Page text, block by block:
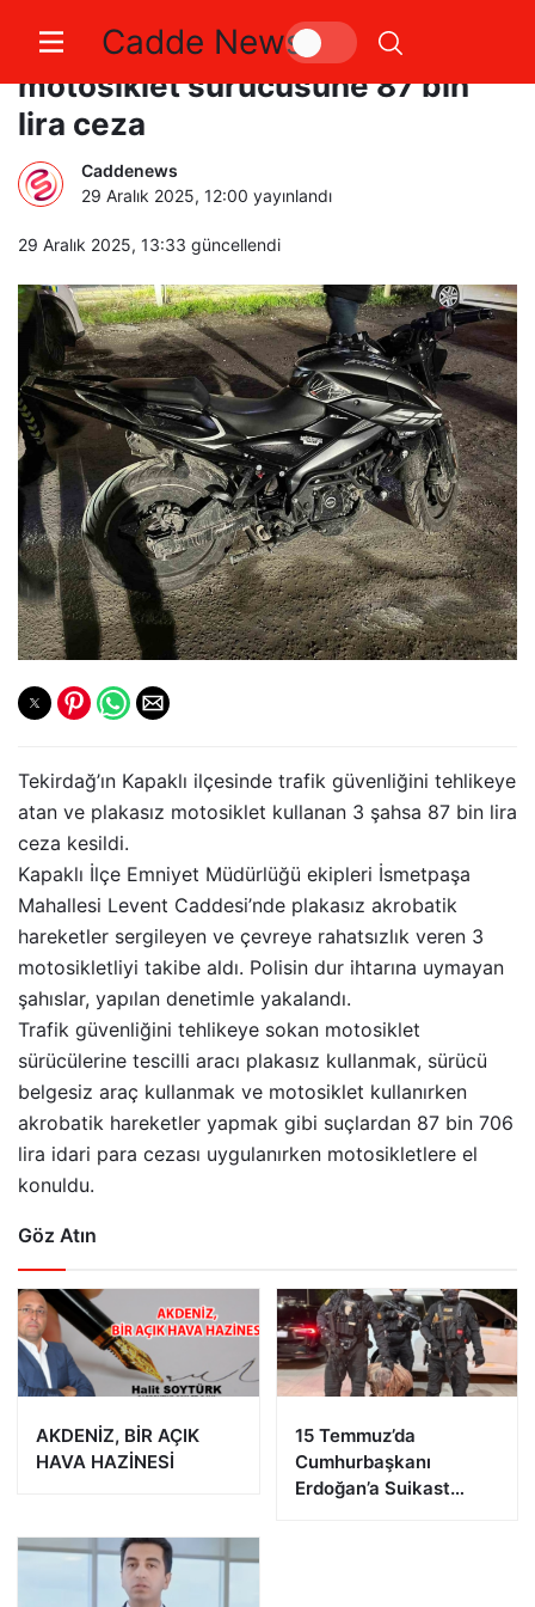
Cadde News
Trafiği tehlikeye atan 3
motosiklet sürücüsüne 87 bin
lira ceza
Caddenews
29 Aralık 2025, 12:00 yayınlandı
29 Aralık 2025, 13:33 güncellendi
Tekirdağ’ın Kapaklı ilçesinde trafik güvenliğini tehlikeye
atan ve plakasız motosiklet kullanan 3 şahsa 87 bin lira
ceza kesildi.
Kapaklı İlçe Emniyet Müdürlüğü ekipleri İsmetpaşa
Mahallesi Levent Caddesi’nde plakasız akrobatik
hareketler sergileyen ve çevreye rahatsızlık veren 3
motosikletliyi takibe aldı. Polisin dur ihtarına uymayan
şahıslar, yapılan denetimle yakalandı.
Trafik güvenliğini tehlikeye sokan motosiklet
sürücülerine tescilli aracı plakasız kullanmak, sürücü
belgesiz araç kullanmak ve motosiklet kullanırken
akrobatik hareketler yapmak gibi suçlardan 87 bin 706
lira idari para cezası uygulanırken motosikletlere el
konuldu.
Göz Atın
AKDENİZ, BİR AÇIK
HAVA HAZİNESİ
15 Temmuz’da
Cumhurbaşkanı
Erdoğan’a Suikast